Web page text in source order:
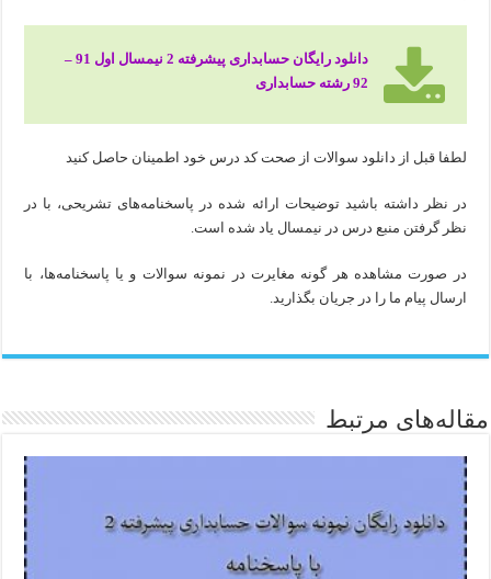
دانلود رایگان حسابداری پیشرفته 2 نیمسال اول 91 –
92 رشته حسابداری
لطفا قبل از دانلود سوالات از صحت کد درس خود اطمینان حاصل کنید
در نظر داشته باشید توضیحات ارائه شده در پاسخنامه‌های تشریحی، با در
نظر گرفتن منبع درس در نیمسال یاد شده است.
در صورت مشاهده هر گونه مغایرت در نمونه سوالات و یا پاسخنامه‌ها، با
ارسال پیام ما را در جریان بگذارید.
مقاله‌های مرتبط